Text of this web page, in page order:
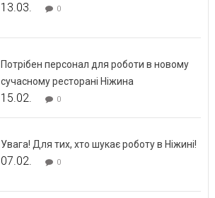
13.03. 0
Потрібен персонал для роботи в новому
сучасному ресторані Ніжина
15.02. 0
Увага! Для тих, хто шукає роботу в Ніжині!
07.02. 0